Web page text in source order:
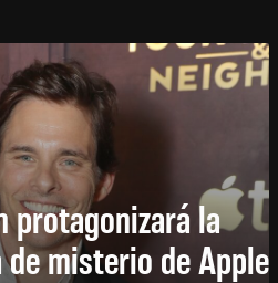
protagonizará la
de misterio de Apple